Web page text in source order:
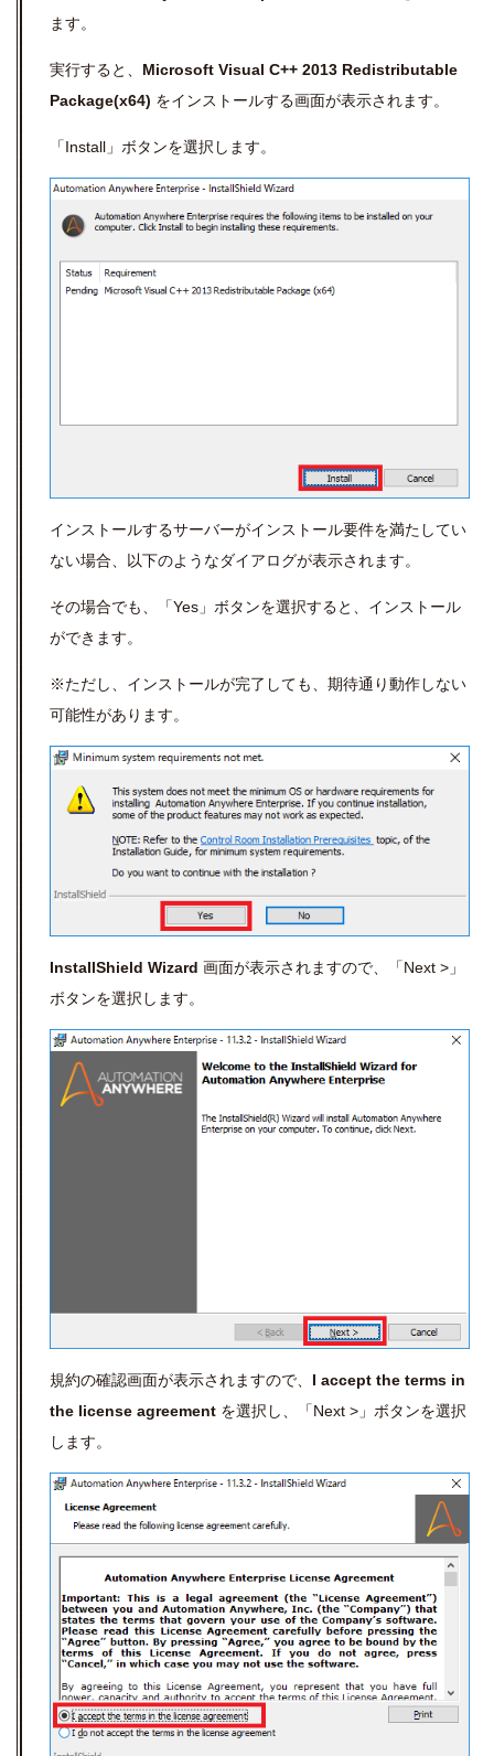
ます。
実行すると、 Microsoft Visual C++ 2013 Redistributable
Package(x64) をインストールする画面が表示されます。
「Install」ボタンを選択します。
インストールするサーバーがインストール要件を満たしてい
ない場合、以下のようなダイアログが表示されます。
その場合でも、「Yes」ボタンを選択すると、インストール
ができます。
※ただし、インストールが完了しても、期待通り動作しない
可能性があります。
InstallShield Wizard 画面が表示されますので、「Next >」
ボタンを選択します。
規約の確認画面が表示されますので、 I accept the terms in
the license agreement を選択し、「Next >」ボタンを選択
します。